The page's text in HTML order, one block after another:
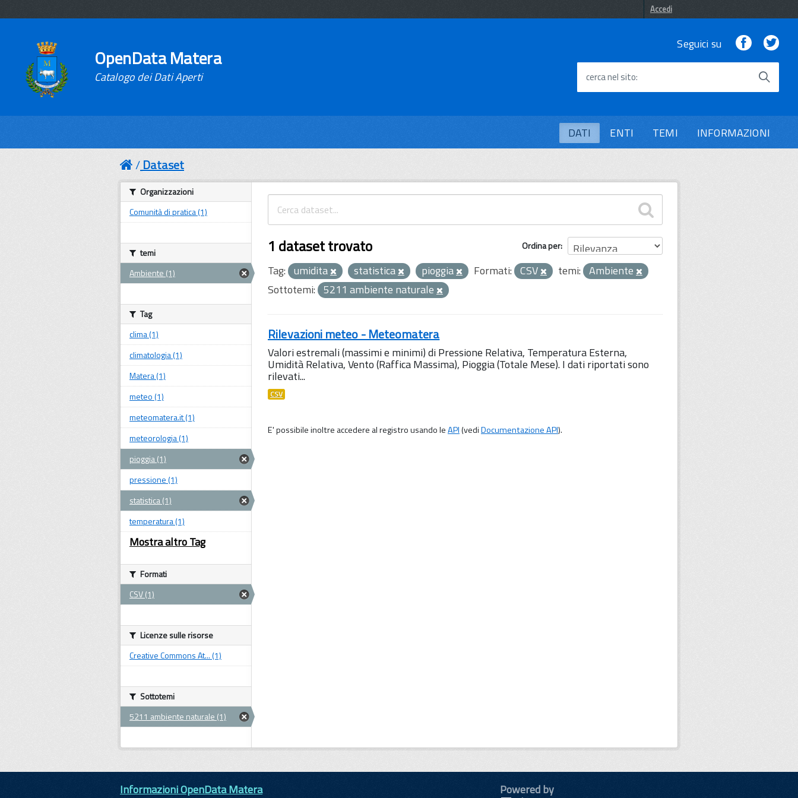
Accedi
OpenData Matera
Catalogo dei Dati Aperti
Seguici su Facebook
cerca nel sito
DATI ENTI TEMI INFORMAZIONI
Dataset
Ordina per
1 dataset trovato
Tag: umidita statistica pioggia Formati: CSV temi: Ambiente
Sottotemi: 5211 ambiente naturale
Rilevazioni meteo - Meteomatera
Valori estremali (massimi e minimi) di Pressione Relativa, Temperatura Esterna,
Umidità Relativa, Vento (Raffica Massima), Pioggia (Totale Mese). I dati riportati sono
rilevati...
CSV
E' possibile inoltre accedere al registro usando leAPI(vediDocumentazione API).
Organizzazioni
Comunità di pratica (1)
temi
Ambiente (1)
Tag
clima (1)
climatologia (1)
Matera (1)
meteo (1)
meteomatera.it (1)
meteorologia (1)
pioggia (1)
pressione (1)
statistica (1)
temperatura (1)
Mostra altro Tag
Formati
CSV (1)
Licenze sulle risorse
Creative Commons At... (1)
Sottotemi
5211 ambiente naturale (1)
Informazioni OpenData Matera
Powered by